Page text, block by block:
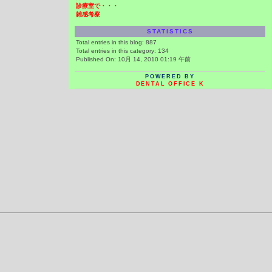
診療室で・・・
雑感考察
STATISTICS
Total entries in this blog: 887
Total entries in this category: 134
Published On: 10月 14, 2010 01:19 午前
POWERED BY
DENTAL OFFICE K